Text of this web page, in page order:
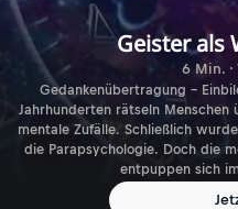
Geister als
6 Min. ·
Gedankenübertragung –
Jahrhunderten rätseln Menschen
mentale Zufälle. Schließlich
die Parapsychologie. Doch die
entpuppen sich